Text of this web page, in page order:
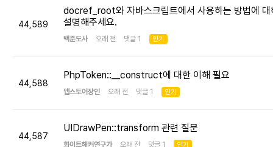
44,589
docref_root와 자바스크립트에서 사용하는 방법에 대
설명해주세요.
백준도사 오래 전 댓글 1 인기
44,588
PhpToken::__construct에 대한 이해 필요
앱스토어장인 오래 전 댓글 1 인기
44,587
UIDrawPen::transform 관련 질문
화이트해커연구가 오래 전 댓글 1 인기